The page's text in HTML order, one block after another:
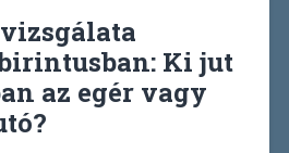
Ki jut
az egér vagy